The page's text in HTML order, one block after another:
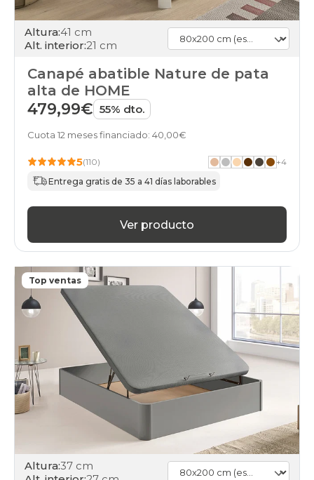
Altura:41 cm
Alt. interior:21 cm
Canapé abatible Nature de pata
alta de HOME
479,99€ 55% dto.
Cuota 12 meses financiado: 40,00€
5(110) +4
Entrega gratis de 35 a 41 días laborables
Ver producto
Top ventas
Altura:37 cm